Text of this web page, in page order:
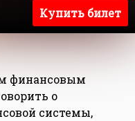
Купить билет
финансовым
о
системы,